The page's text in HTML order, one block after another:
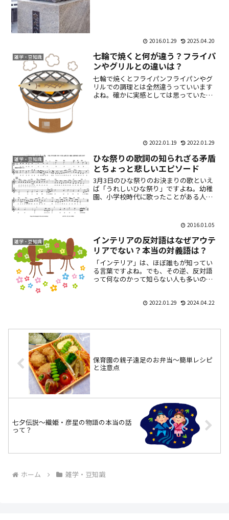
2016.01.29 2025.04.20
雑学・豆知識
七輪で焼くと何が違う？フライパ
ンやグリルとの違いは？
七輪で焼くとフライパンフライパンやグ
リルでの調理とは全然違うっていいます
よね。確かに実感としては思っていたの
2022.01.19 2022.01.29
雑学・豆知識
ひな祭りの歌詞の知られざる矛盾
とちょっと悲しいエピソード
3月3日のひな祭りのお決まりの歌といえ
ば「うれしいひな祭り」ですよね。幼稚
園、小学校時代に歌ったことがある人た
祭りの日に料理を囲んで、楽しいパーテ
2016.01.05
雑学・豆知識
インテリアの反対語はなぜアウテ
リアでない？本当の対義語は？
「インテリア」は、ほぼ誰もが知ってい
る言葉ですよね。でも、その逆、反対語
って何なのかって知らない人も多いので
ウテリアでは？なんて考えてしまいそ
2022.01.29 2024.04.22
保育園の親子遠足のお弁当～簡単レシピ
と注意点
七夕伝説～織姫・彦星の物語の本当の話
って？
ホーム 雑学・豆知識